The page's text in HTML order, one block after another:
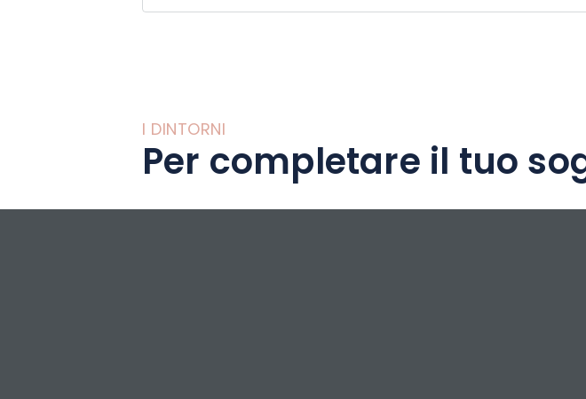
partono diversi chilometri di piste da discesa e da
I DINTORNI
Per completare il tuo